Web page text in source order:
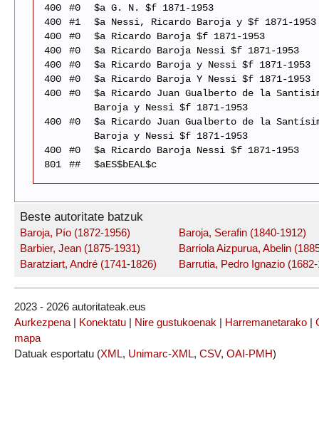
400
#0
$a G. N. $f 1871-1953
400
#1
$a Nessi, Ricardo Baroja y $f 1871-1953
400
#0
$a Ricardo Baroja $f 1871-1953
400
#0
$a Ricardo Baroja Nessi $f 1871-1953
400
#0
$a Ricardo Baroja y Nessi $f 1871-1953
400
#0
$a Ricardo Baroja Y Nessi $f 1871-1953
400
#0
$a Ricardo Juan Gualberto de la
Baroja y Nessi $f 1871-1953
400
#0
$a Ricardo Juan Gualberto de la
Baroja y Nessi $f 1871-1953
400
#0
$a Ricardo Baroja Nessi $f 1871-1953
801
## $aES$bEAL$c
Beste autoritate batzuk
Baroja, Pío (1872-1956)
Barbier, Jean (1875-1931)
Baratziart, André (1741-1826)
Baroja, Serafin (1840-1912)
Barriola Aizpurua, Abelin
Barrutia, Pedro Ignazio
2023 - 2026 autoritateak.eus
Aurkezpena| Konektatu Nire gustukoenak Harremanetarako
mapa
Datuak esportatu (XML, Unimarc-XML, CSV, OAI-PMH)